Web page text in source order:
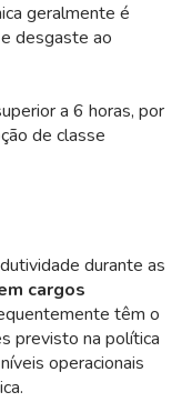
geralmente é
desgaste ao
a 6 horas, por
de classe
durante as
cargos
têm o
previsto na política
operacionais